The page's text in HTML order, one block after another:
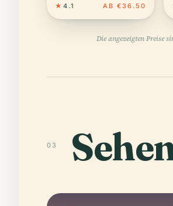
★ 4.1 AB €36.50
Die angezeigten Preise
03